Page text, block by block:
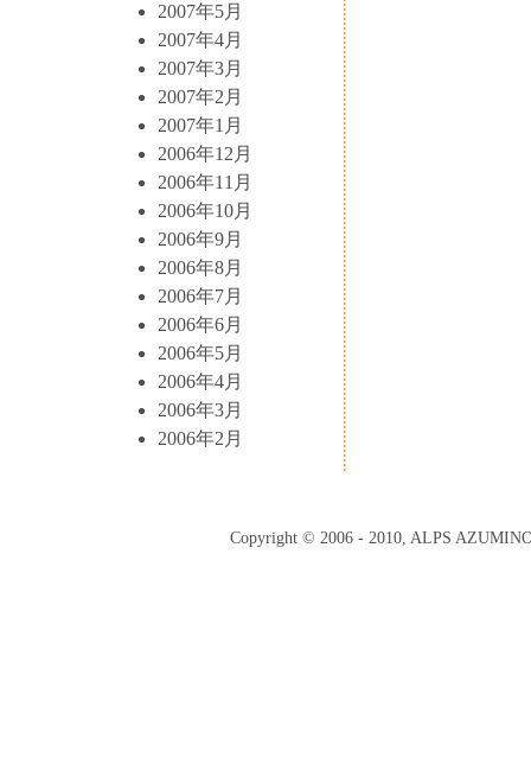
2007年5月
2007年4月
2007年3月
2007年2月
2007年1月
2006年12月
2006年11月
2006年10月
2006年9月
2006年8月
2006年7月
2006年6月
2006年5月
2006年4月
2006年3月
2006年2月
Copyright © 2006 - 2010, ALPS